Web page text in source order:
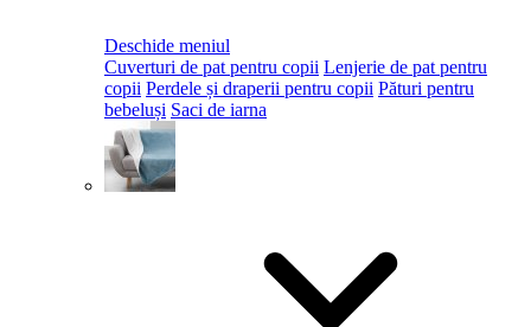
Deschide meniul
Cuverturi de pat pentru copii Lenjerie de pat pentru
copii Perdele și draperii pentru copii Pături pentru
bebeluși Saci de iarna